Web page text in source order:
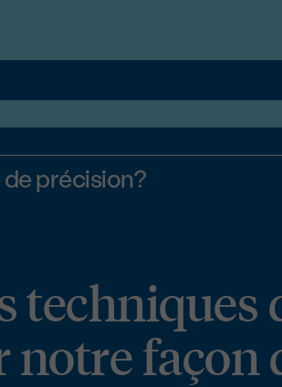
de précision?
techniques
notre façon